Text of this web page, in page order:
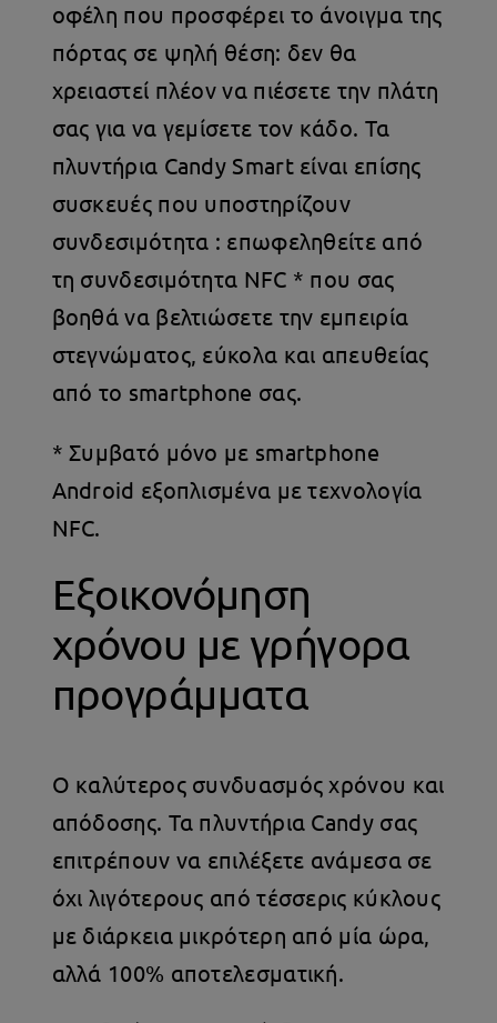
οφέλη που προσφέρει το άνοιγμα της
πόρτας σε ψηλή θέση: δεν θα
χρειαστεί πλέον να πιέσετε την πλάτη
σας για να γεμίσετε τον κάδο. Τα
πλυντήρια Candy Smart είναι επίσης
συσκευές που υποστηρίζουν
συνδεσιμότητα : επωφεληθείτε από
τη συνδεσιμότητα NFC * που σας
βοηθά να βελτιώσετε την εμπειρία
στεγνώματος, εύκολα και απευθείας
από το smartphone σας.
* Συμβατό μόνο με smartphone
Android εξοπλισμένα με τεχνολογία
NFC.
Εξοικονόμηση
χρόνου με γρήγορα
προγράμματα
Ο καλύτερος συνδυασμός χρόνου και
απόδοσης. Τα πλυντήρια Candy σας
επιτρέπουν να επιλέξετε ανάμεσα σε
όχι λιγότερους από τέσσερις κύκλους
με διάρκεια μικρότερη από μία ώρα,
αλλά 100% αποτελεσματική.